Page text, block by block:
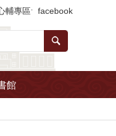
輔專區 facebook
館